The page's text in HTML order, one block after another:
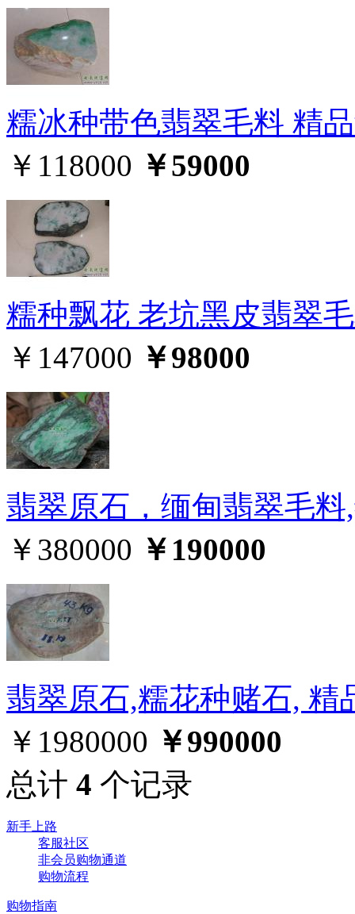
糯冰种带色翡翠毛料 精
￥118000 ￥59000
糯种飘花 老坑黑皮翡翠
￥147000 ￥98000
翡翠原石，缅甸翡翠毛
￥380000 ￥190000
翡翠原石,糯花种赌石, 精
￥1980000 ￥990000
总计 4 个记录
新手上路
客服社区
非会员购物通道
购物流程
购物指南